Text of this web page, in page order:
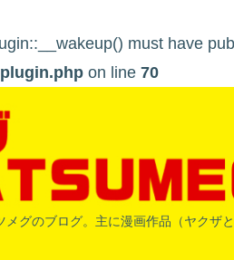
must have
on line 70
メグのブログ。主に漫画作品（ヤクザ